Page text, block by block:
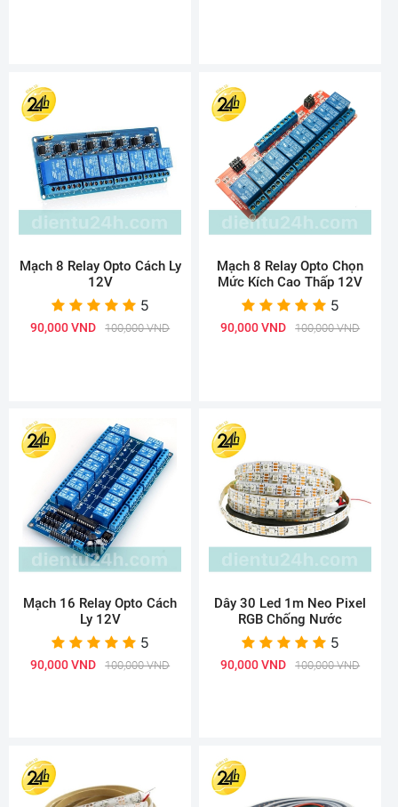
Mạch 8 Relay Opto Cách Ly
12V
5
90,000 VND 100,000 VND
Mạch 8 Relay Opto Chọn
Mức Kích Cao Thấp 12V
5
90,000 VND 100,000 VND
Mạch 16 Relay Opto Cách
Ly 12V
5
90,000 VND 100,000 VND
Dây 30 Led 1m Neo Pixel
RGB Chống Nước
5
90,000 VND 100,000 VND